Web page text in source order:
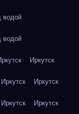
Иркутск
Иркутск Иркутск
Иркутск Иркутск